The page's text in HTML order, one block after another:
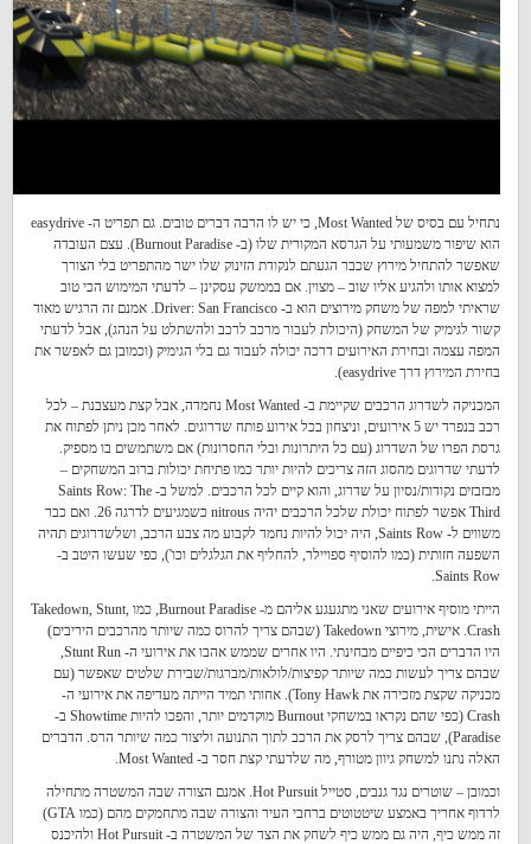
נתחיל עם בסיס של Most Wanted, כי יש לו הרבה דברים טובים. גם תפריט ה- easydrive
הוא שיפור משמעותי על הגרסא המקורית שלו (ב- Burnout Paradise). עצם העובדה
שאפשר להתחיל מירוץ שכבר הגעתם לנקודת הזינוק שלו ישר מהתפריט בלי הצורך
למצוא אותו ולהגיע אליו שוב – מצוין. אם בממשק עסקינן – לדעתי המימוש הכי טוב
שראיתי למפה של משחק מירוצים הוא ב- Driver: San Francisco. אמנם זה הרגיש מאוד
קשור לגימיק של המשחק (היכולת לעבור מרכב לרכב ולהשתלט על הנהג), אבל לדעתי
המפה עצמה ובחירת האירועים דרכה יכולה לעבוד גם בלי הגימיק (וכמובן גם לאפשר את
בחירת המירוץ דרך easydrive).
המכניקה לשדרוג הרכבים שקיימת ב- Most Wanted נחמדה, אבל קצת מעצבנת – לכל
רכב בנפרד יש 5 אירועים, וניצחון בכל אירוע פותח שדרוגים. לאחר מכן ניתן לפתוח את
גרסת הפרו של השדרוג (עם כל היתרונות ובלי החסרונות) אם משתמשים בו מספיק.
לדעתי שדרוגים מהסוג הזה צריכים להיות יותר כמו פתיחת יכולות ברוב המשחקים –
מבזבזים נקודות/נסיון על שדרוג, והוא קיים לכל הרכבים. למשל ב- Saints Row: The
Third אפשר לפתוח יכולת שלכל הרכבים יהיה nitrous כשמגיעים לדרגה 26. ואם כבר
משווים ל- Saints Row, היה יכול להיות נחמד לקבוע מה צבע הרכב, ושלשדרוגים תהיה
השפעה חזותית (כמו להוסיף ספויילר, להחליף את הגלגלים וכו'), כפי שעשו היטב ב-
Saints Row.
הייתי מוסיף אירועים שאני מתגעגע אליהם מ- Burnout Paradise, כמו Takedown, Stunt,
Crash. אישית, מירוצי Takedown (שבהם צריך להרוס כמה שיותר מהרכבים היריבים)
היו הדברים הכי כיפיים מבחינתי. היו אחרים שממש אהבו את אירועי ה- Stunt Run,
שבהם צריך לעשות כמה שיותר קפיצות/לולאות/מברגות/שבירת שלטים שאפשר (עם
מכניקה שקצת מזכירה את Tony Hawk). אחותי תמיד הייתה מעדיפה את אירועי ה-
Crash (כפי שהם נקראו במשחקי Burnout מוקדמים יותר, והפכו להיות Showtime ב-
Paradise), שבהם צריך לרסק את הרכב לתוך התנועה וליצור כמה שיותר הרס. הדברים
האלה נתנו למשחק גיוון מטורף, מה שלדעתי קצת חסר ב- Most Wanted.
וכמובן – שוטרים נגד גנבים, סטייל Hot Pursuit. אמנם הצורה שבה המשטרה מתחילה
לרדוף אחריך באמצע שיטטוטים ברחבי העיר והצורה שבה מתחמקים מהם (כמו GTA)
זה ממש כיף, היה גם ממש כיף לשחק את הצד של המשטרה ב- Hot Pursuit ולהיכנס